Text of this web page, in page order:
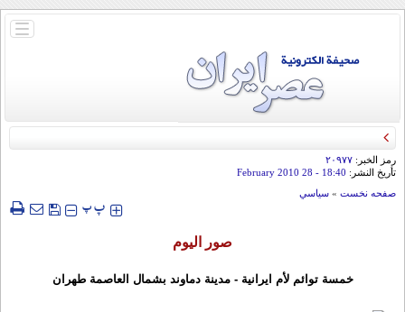
باز
رمز الخبر: ۲۰۹۷۷
تأريخ النشر: 18:40
- 28 February 2010
صفحه نخست » سياسي
‍‍‍ پپ
صور الیوم
خمسة توائم لأم ایرانیة - مدینة دماوند بشمال العاصمة طهران